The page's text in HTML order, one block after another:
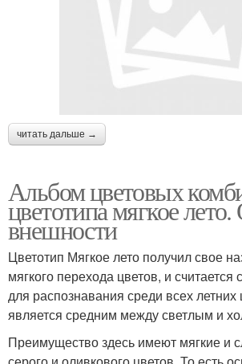
читать дальше →
Альбом цветовых
цветотипа мягкое
внешности
Цветотип Мягкое лето получил свое
мягкого перехода цветов, и
для распознавания среди всех летних
является средним между светлым и
Преимущество здесь имеют мягкие и